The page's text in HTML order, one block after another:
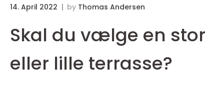
14. April 2022 by Thomas Andersen
Skal du vælge en stor
eller lille terrasse?